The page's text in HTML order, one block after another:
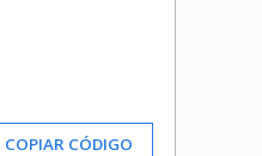
COPIAR CÓDIGO